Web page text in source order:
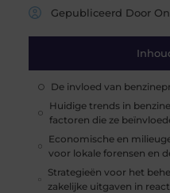
Gepubliceerd Door
De invloed van
Huidige trends in
factoren die ze
Economische en
voor lokale forensen en
Strategieën voor het
zakelijke uitgaven in